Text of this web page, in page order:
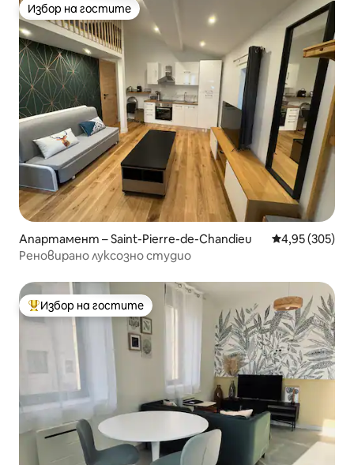
Избор на гостите
Избор на гостите
Апартамент – Saint-Pierre-de-Chandieu Средна
4,95 (305)
Реновирано луксозно студио
Най-популярен избор на гостите
Избор на гостите